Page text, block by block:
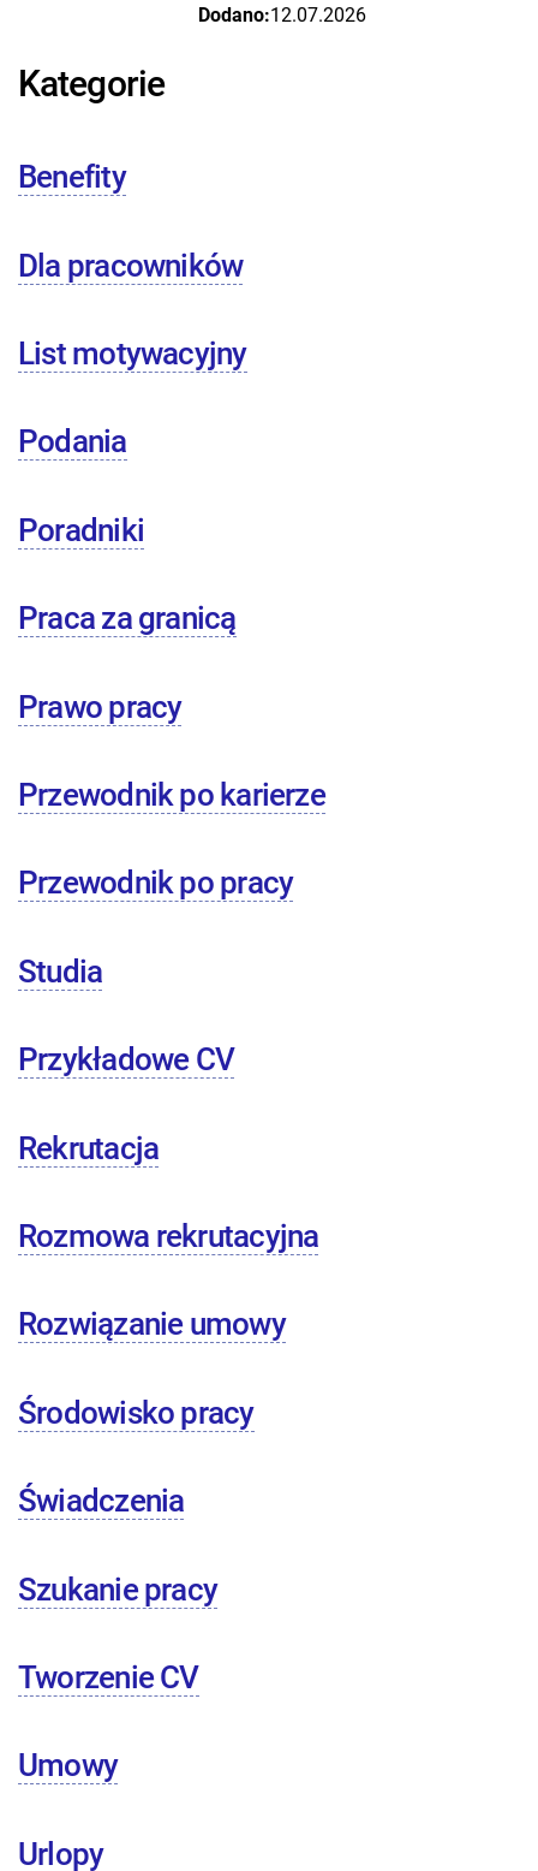
Dodano:12.07.2026
Kategorie
Benefity
Dla pracowników
List motywacyjny
Podania
Poradniki
Praca za granicą
Prawo pracy
Przewodnik po karierze
Przewodnik po pracy
Studia
Przykładowe CV
Rekrutacja
Rozmowa rekrutacyjna
Rozwiązanie umowy
Środowisko pracy
Świadczenia
Szukanie pracy
Tworzenie CV
Umowy
Urlopy